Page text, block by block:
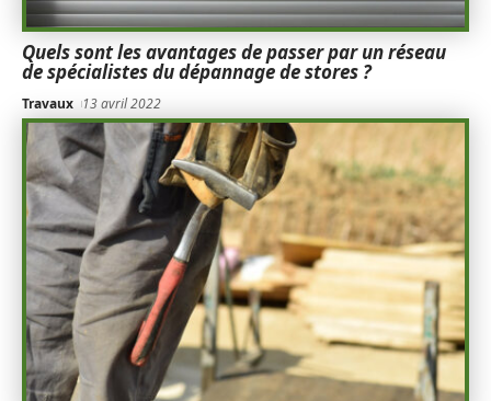
Quels sont les avantages de passer par un réseau
de spécialistes du dépannage de stores ?
Travaux 13 avril 2022